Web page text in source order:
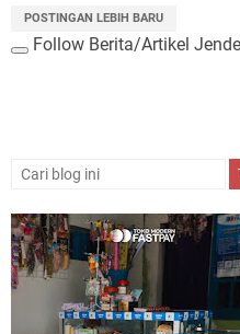
POSTINGAN LEBIH BARU
Follow Berita/Artikel